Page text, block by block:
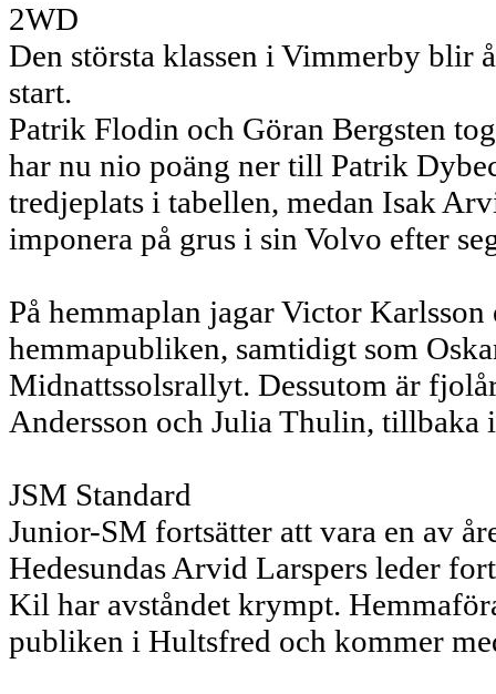
2WD
Den största klassen i Vimmerby blir
start.
Patrik Flodin och Göran Bergsten
har nu nio poäng ner till Patrik
tredjeplats i tabellen, medan Isak
imponera på grus i sin Volvo efter
På hemmaplan jagar Victor
hemmapubliken, samtidigt som
Midnattssolsrallyt. Dessutom är
Andersson och Julia Thulin,
JSM Standard
Junior-SM fortsätter att vara en av
Hedesundas Arvid Larspers leder
Kil har avståndet krympt.
publiken i Hultsfred och kommer